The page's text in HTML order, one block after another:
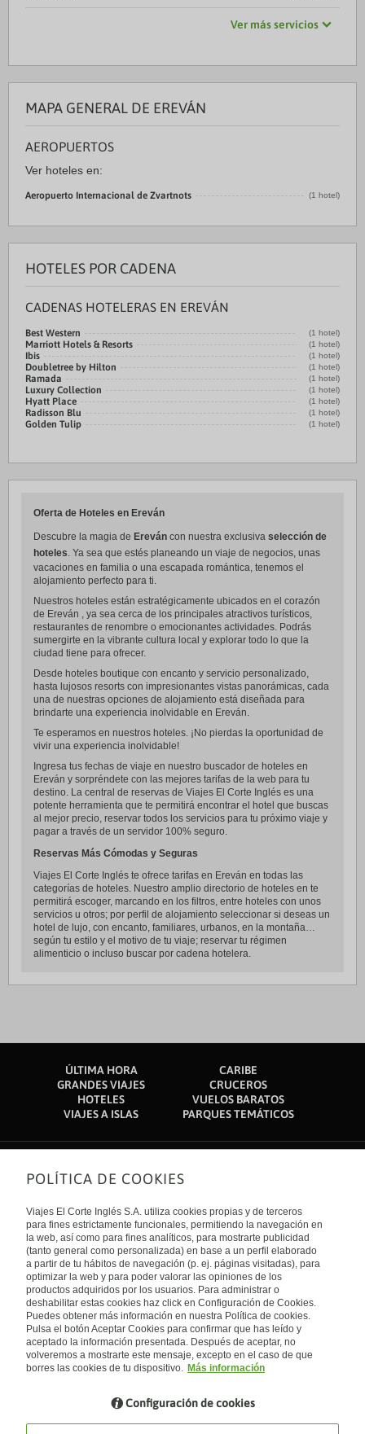
Ver más servicios
MAPA GENERAL DE EREVÁN
AEROPUERTOS
Ver hoteles en:
Aeropuerto Internacional de Zvartnots (1 hotel)
HOTELES POR CADENA
CADENAS HOTELERAS EN EREVÁN
Best Western (1 hotel)
Marriott Hotels & Resorts (1 hotel)
Ibis (1 hotel)
Doubletree by Hilton (1 hotel)
Ramada (1 hotel)
Luxury Collection (1 hotel)
Hyatt Place (1 hotel)
Radisson Blu (1 hotel)
Golden Tulip (1 hotel)
Oferta de Hoteles en Ereván
Descubre la magia de Ereván con nuestra exclusiva selección de
hoteles. Ya sea que estés planeando un viaje de negocios, unas
vacaciones en familia o una escapada romántica, tenemos el
alojamiento perfecto para ti.
Nuestros hoteles están estratégicamente ubicados en el corazón
de Ereván , ya sea cerca de los principales atractivos turísticos,
restaurantes de renombre o emocionantes actividades. Podrás
sumergirte en la vibrante cultura local y explorar todo lo que la
ciudad tiene para ofrecer.
Desde hoteles boutique con encanto y servicio personalizado,
hasta lujosos resorts con impresionantes vistas panorámicas, cada
una de nuestras opciones de alojamiento está diseñada para
brindarte una experiencia inolvidable en Ereván.
Te esperamos en nuestros hoteles. ¡No pierdas la oportunidad de
vivir una experiencia inolvidable!
Ingresa tus fechas de viaje en nuestro buscador de hoteles en
Ereván y sorpréndete con las mejores tarifas de la web para tu
destino. La central de reservas de Viajes El Corte Inglés es una
potente herramienta que te permitirá encontrar el hotel que buscas
al mejor precio, reservar todos los servicios para tu próximo viaje y
pagar a través de un servidor 100% seguro.
Reservas Más Cómodas y Seguras
Viajes El Corte Inglés te ofrece tarifas en Ereván en todas las
categorías de hoteles. Nuestro amplio directorio de hoteles en te
permitirá escoger, marcando en los filtros, entre hoteles con unos
servicios u otros; por perfil de alojamiento seleccionar si deseas un
hotel de lujo, con encanto, familiares, urbanos, en la montaña…
según tu estilo y el motivo de tu viaje; reservar tu régimen
alimenticio o incluso buscar por cadena hotelera.
ÚLTIMA HORA
CARIBE
GRANDES VIAJES
CRUCEROS
HOTELES
VUELOS BARATOS
VIAJES A ISLAS
PARQUES TEMÁTICOS
Sobre nosotros
Quiénes somos
Financiación
Sostenibilidad
Turismo accesible
Tarjeta El Corte Inglés
Trabaja con nosotros
El Corte Inglés
Canal Ético
Enlaces de interés
Guías de viaje
Catálogos
Auto check-in
Condiciones Generales
Política de privacidad
Política de cookies
Accesibilidad
Empresas/ Grupos
Internacional
España
Visita nuestro blog
Blog de Viajes el Corte inglés
POLÍTICA DE COOKIES
Viajes El Corte Inglés S.A. utiliza cookies propias y de terceros
para fines estrictamente funcionales, permitiendo la navegación en
la web, así como para fines analíticos, para mostrarte publicidad
(tanto general como personalizada) en base a un perfil elaborado
a partir de tu hábitos de navegación (p. ej. páginas visitadas), para
optimizar la web y para poder valorar las opiniones de los
productos adquiridos por los usuarios. Para administrar o
deshabilitar estas cookies haz click en Configuración de Cookies.
Puedes obtener más información en nuestra Política de cookies.
Pulsa el botón Aceptar Cookies para confirmar que has leído y
aceptado la información presentada. Después de aceptar, no
volveremos a mostrarte este mensaje, excepto en el caso de que
borres las cookies de tu dispositivo. Más información
Configuración de cookies